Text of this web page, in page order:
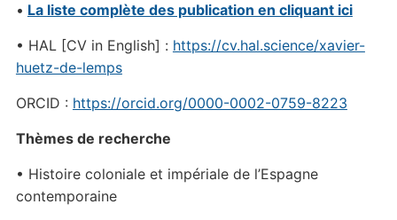
• La liste complète des publication en cliquant ici
• HAL [CV in English] : https://cv.hal.science/xavier-
huetz-de-lemps
ORCID : https://orcid.org/0000-0002-0759-8223
Thèmes de recherche
• Histoire coloniale et impériale de l’Espagne
contemporaine